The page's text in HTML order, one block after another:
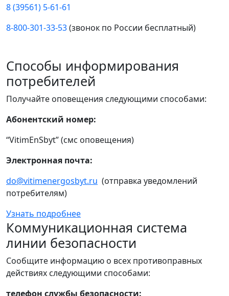
8 (39561) 5-61-61
8-800-301-33-53(звонок по России бесплатный)
Способы информирования
потребителей
Получайте оповещения следующими способами:
Абонентский номер:
“VitimEnSbyt” (смс оповещения)
Электронная почта:
do@vitimenergosbyt.ru (отправка уведомлений
потребителям)
Узнать подробнее
Коммуникационная система
линии безопасности
Сообщите информацию о всех противоправных
действиях следующими способами:
телефон службы безопасности: